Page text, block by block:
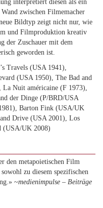
interpretiert diesen als ein
zwischen Filmemacher
Bildtyp zeigt nicht nur, wie
und Filmproduktion kreativ
der Zuschauer mit dem
geworden ist.
Travels (USA 1941),
(USA 1950), The Bad and
Nuit américaine (F 1973),
der Dinge (P/BRD/USA
Barton Fink (USA/UK
Drive (USA 2001), Los
(USA/UK 2008)
den metapoietischen Film
zu diesem spezifischen
~medienimpulse – Beiträge